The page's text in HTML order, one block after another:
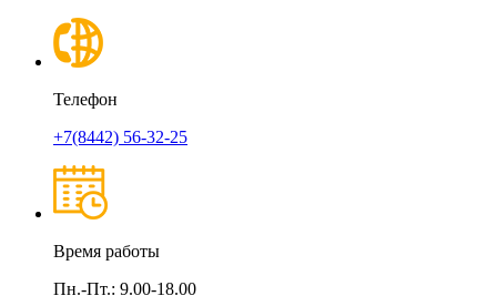
Телефон
+7(8442) 56-32-25
Время работы
Пн.-Пт.: 9.00-18.00